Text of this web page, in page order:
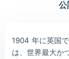
Lia***
公
1904 年に英国
は、世界最大か